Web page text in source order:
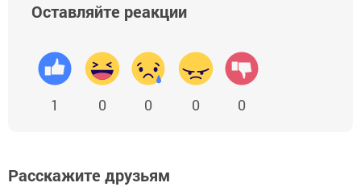
Оставляйте реакции
1 0 0 0 0
Расскажите друзьям